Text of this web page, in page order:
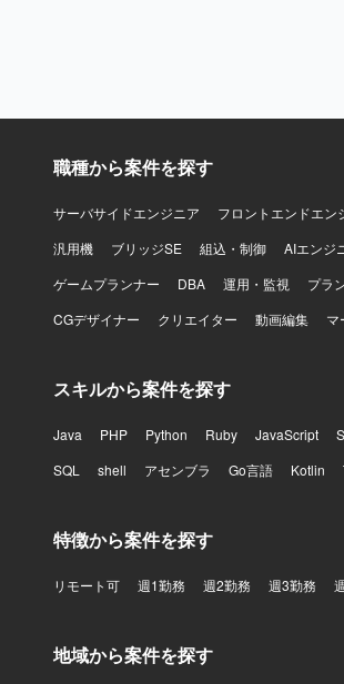
職種から案件を探す
サーバサイドエンジニア フロントエンドエン
汎用機
ブリッジSE 組込・制御 AIエンジ
ゲームプランナー
DBA 運用・監視 プラ
CGデザイナー
クリエイター 動画編集 マ
スキルから案件を探す
Java PHP Python Ruby JavaScript
SQL
shell アセンブラ Go言語 Kotlin
特徴から案件を探す
リモート可 週1勤務 週2勤務 週3勤務
地域から案件を探す